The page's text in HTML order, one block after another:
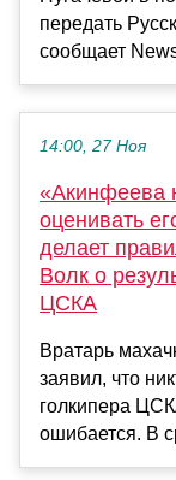
передать
сообщает
14:00, 27 Ноя
«Акинфеева
оценивать
делает
Волк о
ЦСКА
Вратарь
заявил, что
голкипера
ошибается. В